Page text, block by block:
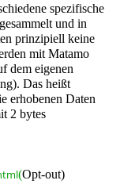
spezifische
und in
prinzipiell keine
mit Matamo
dem eigenen
Das heißt
erhobenen Daten
2 bytes
(Opt-out)